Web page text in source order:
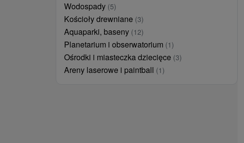
Wodospady (5)
Kościoły drewniane (3)
Aquaparki, baseny (12)
Planetarium i obserwatorium (1)
Ośrodki i miasteczka dziecięce (3)
Areny laserowe i paintball (1)